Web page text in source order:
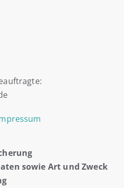
sowie Art und Zweck